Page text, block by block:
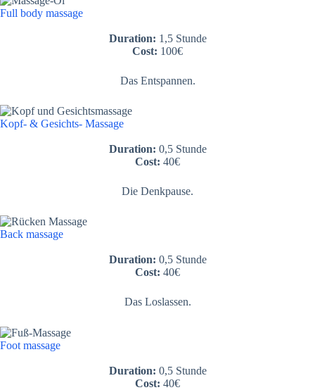
Full body massage
Duration: 1,5 Stunde
Cost: 100€
Das Entspannen.
Kopf- & Gesichts- Massage
Duration: 0,5 Stunde
Cost: 40€
Die Denkpause.
Back massage
Duration: 0,5 Stunde
Cost: 40€
Das Loslassen.
Foot massage
Duration: 0,5 Stunde
Cost: 40€